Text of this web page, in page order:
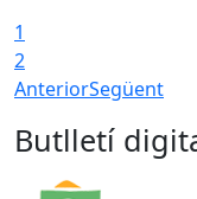
1
2
AnteriorSegüent
Butlletí